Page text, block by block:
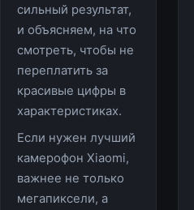
сильный результат,
и объясняем, на что
смотреть, чтобы не
переплатить за
красивые цифры в
характеристиках.
Если нужен лучший
камерофон Xiaomi,
важнее не только
мегапиксели, а